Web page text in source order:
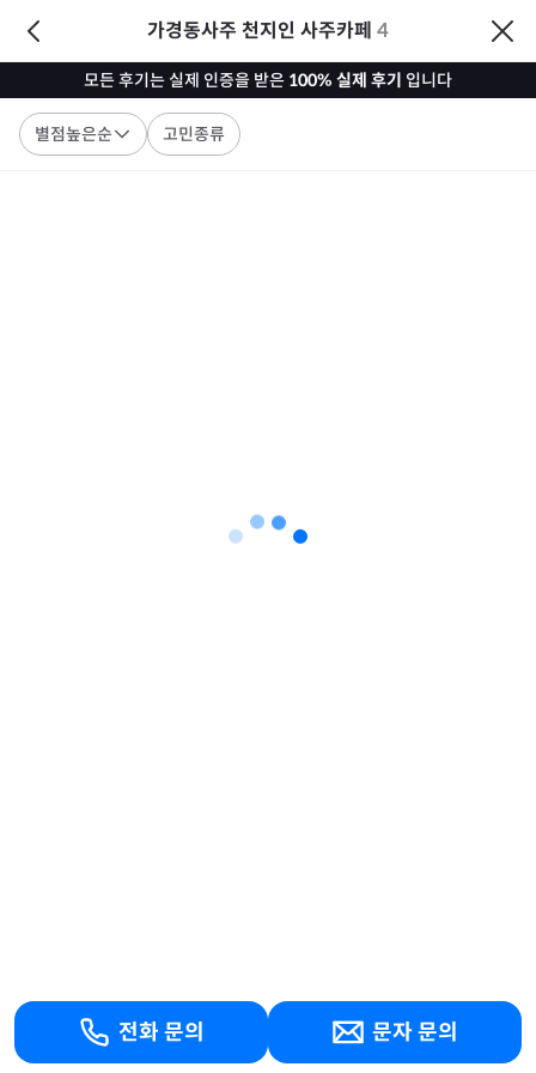
가경동사주 천지인 사주카페 4
모든 후기는 실제 인증을 받은 100% 실제 후기 입니다
별점높은순 고민종류
전화 문의 문자 문의